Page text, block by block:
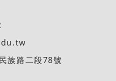
族路二段78號